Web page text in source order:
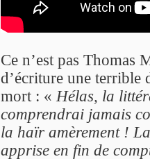
Ce n’est pas Thomas
d’écriture une terrible
mort : « Hélas, la
comprendrai jamais
la haïr amèrement !
apprise en fin de